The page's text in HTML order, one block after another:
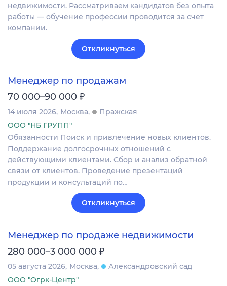
недвижимости. Рассматриваем кандидатов без опыта
работы — обучение профессии проводится за счет
компании.
Откликнуться
Менеджер по продажам
70 000–90 000 ₽
14 июля 2026 Москва
Пражская
ООО "НБ ГРУПП"
Обязанности Поиск и привлечение новых клиентов.
Поддержание долгосрочных отношений с
действующими клиентами. Сбор и анализ обратной
связи от клиентов. Проведение презентаций
продукции и консультаций по…
Откликнуться
Менеджер по продаже недвижимости
280 000–3 000 000 ₽
05 августа 2026 Москва
Александровский сад
ООО "Огрк-Центр"